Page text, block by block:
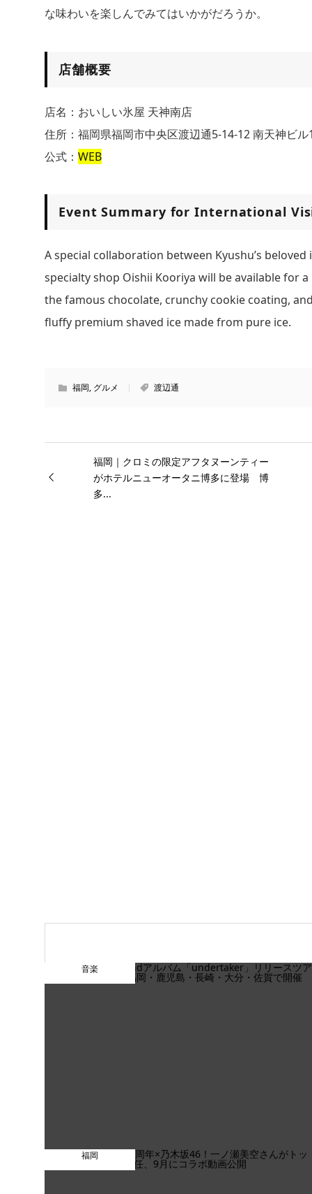
な味わいを楽しんでみてはいかがだろうか。
店舗概要
店名：おいしい氷屋 天神南店
住所：福岡県福岡市中央区渡辺通5-14-12 南天神ビル
公式： WEB
Event Summary for International
A special collaboration between Kyushu’s
specialty shop Oishii Kooriya will be available for
the famous chocolate, crunchy cookie coating,
fluffy premium shaved ice made from pure ice.
福岡, グルメ 渡辺通
福岡｜クロミの限定アフタヌーンティー
がホテルニューオータニ博多に登場 博
多...
音楽
福岡